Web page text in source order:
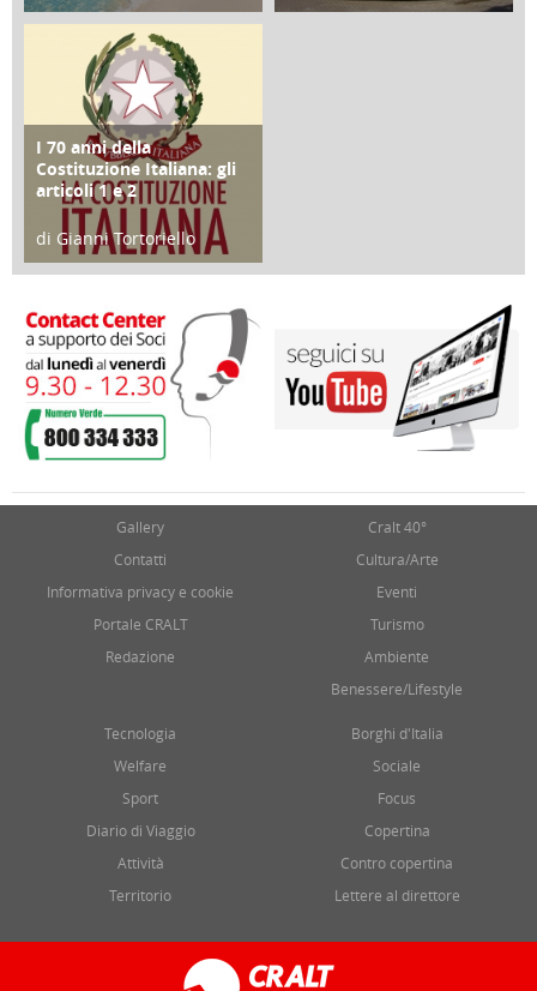
25 Giugno 2016
FOCUS
I 70 anni della
Costituzione Italiana: gli
articoli 1 e 2
di Gianni Tortoriello
17 Marzo 2018
Gallery
Contatti
Informativa privacy e cookie
Portale CRALT
Redazione
Cralt 40°
Cultura/Arte
Eventi
Turismo
Ambiente
Benessere/Lifestyle
Tecnologia
Welfare
Sport
Diario di Viaggio
Attività
Territorio
Borghi d'Italia
Sociale
Focus
Copertina
Contro copertina
Lettere al direttore